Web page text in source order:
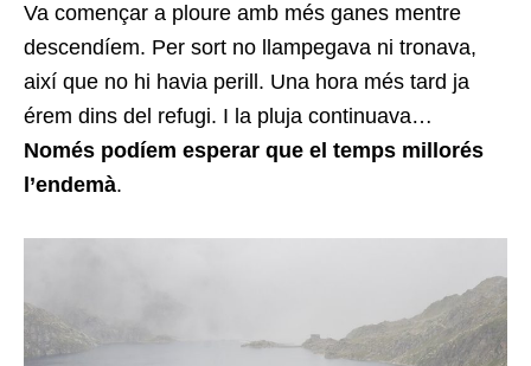
Va començar a ploure amb més ganes mentre
descendíem. Per sort no llampegava ni tronava,
així que no hi havia perill. Una hora més tard ja
érem dins del refugi. I la pluja continuava…
Només podíem esperar que el temps millorés
l’endemà.